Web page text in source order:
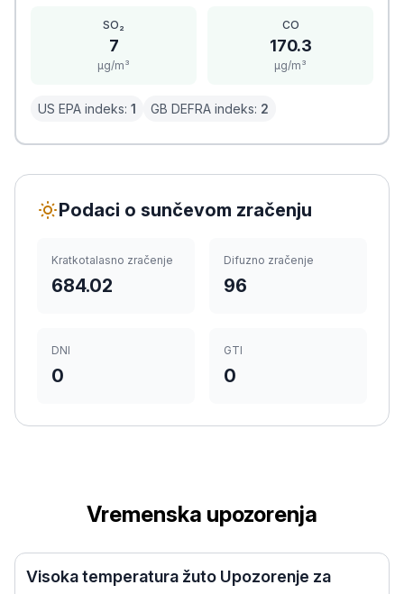
SO₂
7
μg/m³
CO
170.3
μg/m³
US EPA indeks: 1 GB DEFRA indeks: 2
Podaci o sunčevom zračenju
Kratkotalasno zračenje
684.02
Difuzno zračenje
96
DNI
0
GTI
0
Vremenska upozorenja
Visoka temperatura žuto Upozorenje za